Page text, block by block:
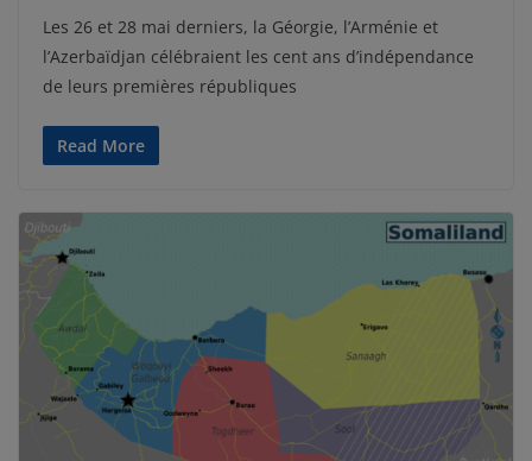
Les 26 et 28 mai derniers, la Géorgie, l’Arménie et
l’Azerbaïdjan célébraient les cent ans d’indépendance
de leurs premières républiques
Read More